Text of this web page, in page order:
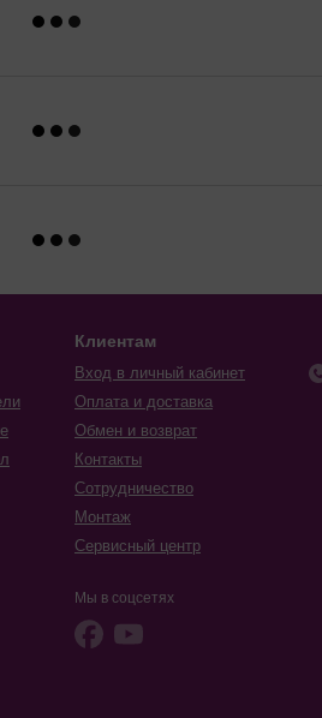
Клиентам
Вход в личный кабинет
Оплата и доставка
Обмен и возврат
Контакты
Сотрудничество
Монтаж
Сервисный центр
Мы в соцсетях